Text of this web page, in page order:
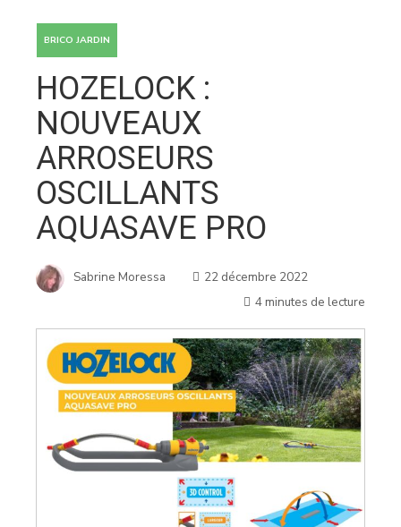
BRICO JARDIN
HOZELOCK :
NOUVEAUX
ARROSEURS
OSCILLANTS
AQUASAVE PRO
Sabrine Moressa
22 décembre 2022
4 minutes de lecture